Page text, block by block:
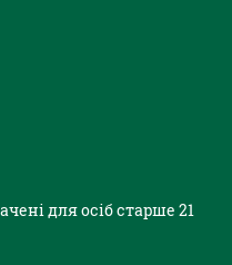
для осіб старше 21